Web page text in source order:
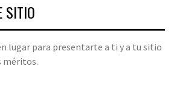
SITIO
lugar para presentarte a ti y a tu sitio
méritos.